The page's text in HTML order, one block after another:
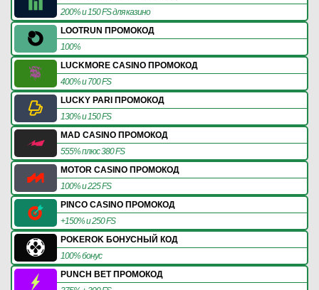
200% и 150 FS для казино
LOOTRUN ПРОМОКОД
100%
LUCKMORE CASINO ПРОМОКОД
400% и 700 FS
LUCKY PARI ПРОМОКОД
130% и 150 FS
MAD CASINO ПРОМОКОД
555% плюс 380 FS
MOTOR CASINO ПРОМОКОД
100% и 225 FS
PINCO CASINO ПРОМОКОД
+150% и 250 FS
POKEROK БОНУСНЫЙ КОД
100% бонус
PUNCH BET ПРОМОКОД